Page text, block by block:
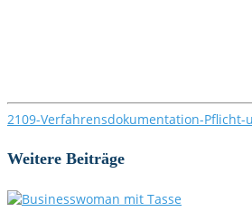
2109-Verfahrensdokumentation-Pflicht-
Weitere Beiträge